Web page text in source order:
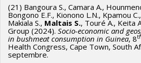
(21) Bangoura S., Camara A.,
Bongono E.F., Kionono L.N., Kpamou
Makiala S., Maltais S., Touré A., Keita
Group (2024). Socio-economic and
in bushmeat consumption in Guinea, 8
Health Congress, Cape Town, South
septembre.